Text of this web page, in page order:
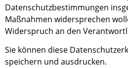
Datenschutzbestimmungen
Maßnahmen widersprechen
Widerspruch an den
Sie können diese
speichern und ausdrucken.